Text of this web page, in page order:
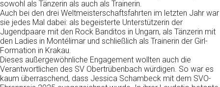
sowohl als Tänzerin als auch als Trainerin.
Auch bei den drei Weltmeisterschaftsfahrten im letzten Jahr war
sie jedes Mal dabei: als begeisterte Unterstützerin der
Jugendpaare mit den Rock Banditos in Ungarn, als Tänzerin mit
den Ladies in Montélimar und schließlich als Trainerin der Girl-
Formation in Krakau.
Dieses außergewöhnliche Engagement wollten auch die
Verantwortlichen des SV Obertrübenbach würdigen. So war es
kaum überraschend, dass Jessica Schambeck mit dem SVO-